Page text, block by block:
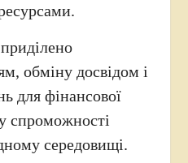
обміну досвідом і
для фінансової
спроможності
середовищі.